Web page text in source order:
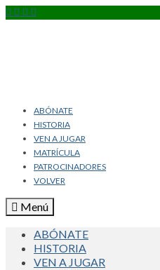
ABÓNATE
HISTORIA
VEN A JUGAR
MATRÍCULA
PATROCINADORES
VOLVER
Menú
ABÓNATE
HISTORIA
VEN A JUGAR